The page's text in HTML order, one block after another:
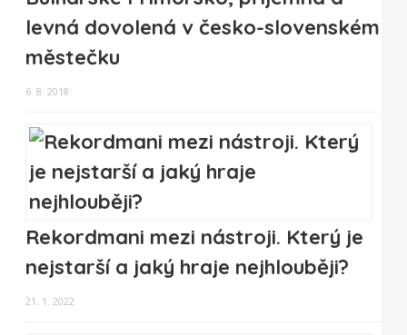
levná dovolená v česko-slovenském
městečku
6. 8. 2018
Rekordmani mezi nástroji. Který je
nejstarší a jaký hraje nejhlouběji?
21. 1. 2022